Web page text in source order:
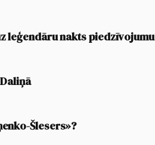
leģendāru nakts piedzīvojumu
Šlesers»?